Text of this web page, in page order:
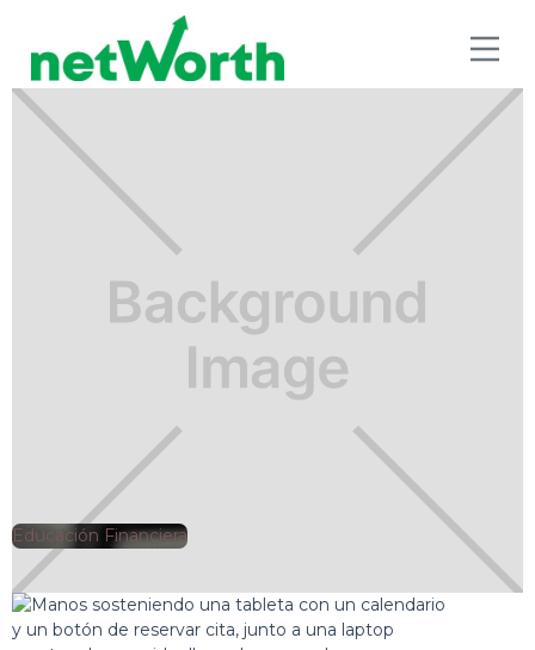
EDUCACIÓN FINANCIERA
Jorge Gutiérrez
Educación Financiera